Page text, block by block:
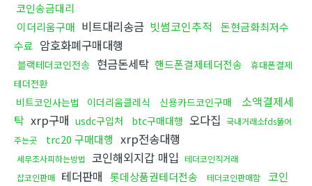
코인송금대리
이더리움구매 비트대리송금 빗썸코인추적
돈현금화최저수
수료 암호화폐구매대행
블랙테더코인전송 현금돈세탁 핸드폰결제테더전송
휴대폰결제
테더전환
비트코인사는법 이더리움클레식 신용카드코인구매
소액결제세
탁 xrp구매 usdc구입처 btc구매대행 오다집 국내거래소fds뚫어
주는곳
trc20 구매대행 xrp전송대행
세무조사피하는방법 코인해외지갑 매입 테더코인직거래
잡코인판매 테더판매 롯데상품권테더전송 테더코인판매함
코인